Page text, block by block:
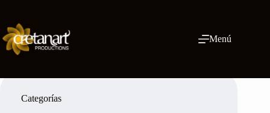
contenido
Menú
Categorías